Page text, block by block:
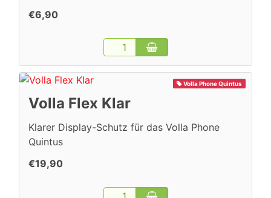
€6,90
Volla Phone Quintus
Volla Flex Klar
Klarer Display-Schutz für das Volla Phone
Quintus
€19,90